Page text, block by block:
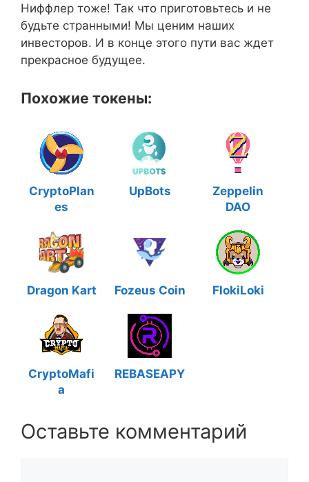
Ниффлер тоже! Так что приготовьтесь и не
будьте странными! Мы ценим наших
инвесторов. И в конце этого пути вас ждет
прекрасное будущее.
Похожие токены:
CryptoPlan
es
UpBots
Zeppelin
DAO
Dragon Kart Fozeus Coin FlokiLoki
CryptoMafi
a
REBASEAPY
Оставьте комментарий